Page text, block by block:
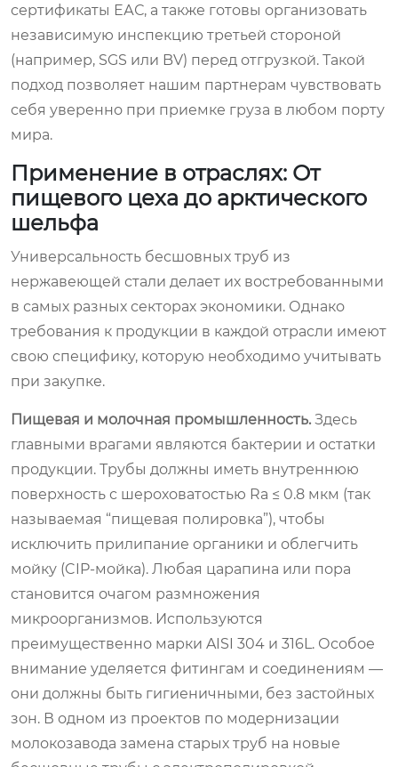
сертификаты ЕАС, а также готовы организовать
независимую инспекцию третьей стороной
(например, SGS или BV) перед отгрузкой. Такой
подход позволяет нашим партнерам чувствовать
себя уверенно при приемке груза в любом порту
мира.
Применение в отраслях: От
пищевого цеха до арктического
шельфа
Универсальность бесшовных труб из
нержавеющей стали делает их востребованными
в самых разных секторах экономики. Однако
требования к продукции в каждой отрасли имеют
свою специфику, которую необходимо учитывать
при закупке.
Пищевая и молочная промышленность. Здесь
главными врагами являются бактерии и остатки
продукции. Трубы должны иметь внутреннюю
поверхность с шероховатостью Ra ≤ 0.8 мкм (так
называемая “пищевая полировка”), чтобы
исключить прилипание органики и облегчить
мойку (CIP-мойка). Любая царапина или пора
становится очагом размножения
микроорганизмов. Используются
преимущественно марки AISI 304 и 316L. Особое
внимание уделяется фитингам и соединениям —
они должны быть гигиеничными, без застойных
зон. В одном из проектов по модернизации
молокозавода замена старых труб на новые